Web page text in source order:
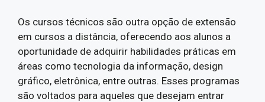
Os cursos técnicos são outra opção de extensão
em cursos a distância, oferecendo aos alunos a
oportunidade de adquirir habilidades práticas em
áreas como tecnologia da informação, design
gráfico, eletrônica, entre outras. Esses programas
são voltados para aqueles que desejam entrar